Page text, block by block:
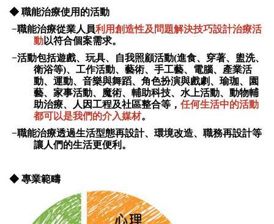
◆ 職能治療使用的活動
−職能治療從業人員利用創造性及問題解決技巧設計治療活
動以符合個案需求。
−活動包括遊戲、玩具、自我照顧活動(進食、穿著、盥洗、
衛浴等)、工作活動、藝術、手工藝、電腦、產業活
動、運動、音樂與舞蹈、角色扮演與戲劇、瑜珈、園
藝、 家事活動、魔術、 輔助科技、水上活動、動物輔
助治療、人因工程及社區整合等 ， 任何生活中的活動
都可以是我們的介入媒材。
−職能治療透過生活型態再設計、 環境改造、職務再設計等
讓人們的生活更便利 。
◆ 專業範疇